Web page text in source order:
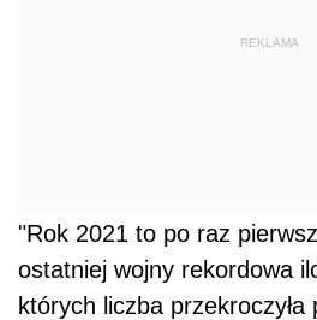
REKLAMA
"Rok 2021 to po raz
ostatniej wojny rekordowa
których liczba przekroczyła